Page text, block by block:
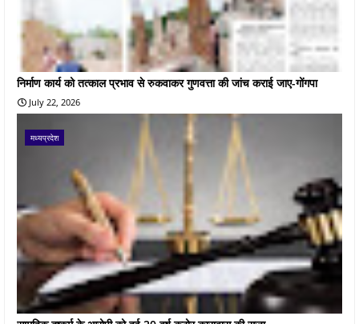
निर्माण कार्य को तत्काल प्रभाव से रुकवाकर गुणवत्ता की जांच कराई जाए-गोंगपा
July 22, 2026
मध्यप्रदेश